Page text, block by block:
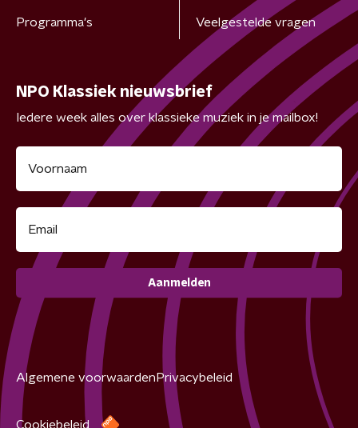
Programma's Veelgestelde vragen
NPO Klassiek nieuwsbrief
Iedere week alles over klassieke muziek in je mailbox!
Aanmelden
Algemene voorwaarden Privacybeleid
Cookiebeleid